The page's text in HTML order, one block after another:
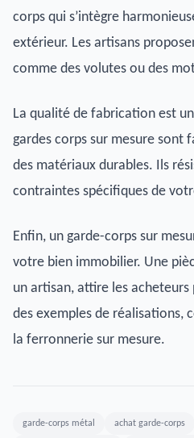
corps qui s’intègre
extérieur. Les artisans
comme des volutes ou des
La qualité de fabrication est
gardes corps sur mesure sont
des matériaux durables. Ils
contraintes spécifiques de
Enfin, un garde-corps sur
votre bien immobilier. Une
un artisan, attire les
des exemples de réalisations,
la ferronnerie sur mesure.
garde-corps métal achat garde-corps